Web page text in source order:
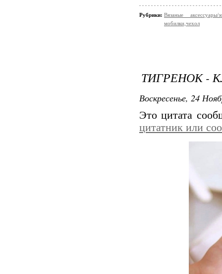
Рубрики: Вязаные
мобилки,чехол
ТИГРЕНОК -
Воскресенье, 24
Это цитата
цитатник или